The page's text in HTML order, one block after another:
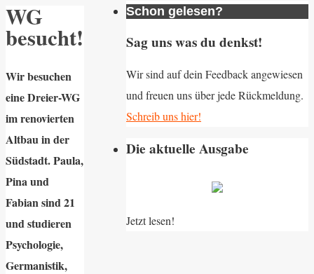
WG
besucht!
Wir besuchen
eine Dreier-WG
im renovierten
Altbau in der
Südstadt. Paula,
Pina und
Fabian sind 21
und studieren
Psychologie,
Germanistik,
Schon gelesen?
Sag uns was du denkst!
Wir sind auf dein Feedback angewiesen
und freuen uns über jede Rückmeldung.
Schreib uns hier!
Die aktuelle Ausgabe
Jetzt lesen!